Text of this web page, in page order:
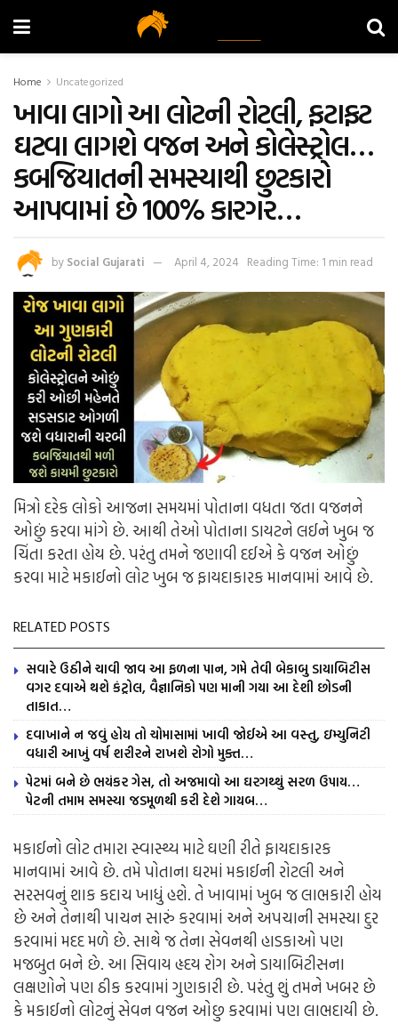
Home Uncategorized
ખાવા લાગો આ લોટની રોટલી, ફટાફટ
ઘટવા લાગશે વજન અને કોલેસ્ટ્રોલ…
કબજિયાતની સમસ્યાથી છુટકારો
આપવામાં છે 100% કારગર…
by Social Gujarati April 4, 2024 Reading Time: 1 min read
મિત્રો દરેક લોકો આજના સમયમાં પોતાના વધતા જતા વજનને
ઓછું કરવા માંગે છે. આથી તેઓ પોતાના ડાયટને લઈને ખુબ જ
ચિંતા કરતા હોય છે. પરંતુ તમને જણાવી દઈએ કે વજન ઓછું
કરવા માટે મકાઈનો લોટ ખુબ જ ફાયદાકારક માનવામાં આવે છે.
RELATED POSTS
સવારે ઉઠીને ચાવી જાવ આ ફળના પાન, ગમે તેવી બેકાબુ ડાયાબિટીસ
વગર દવાએ થશે કંટ્રોલ, વૈજ્ઞાનિકો પણ માની ગયા આ દેશી છોડની
તાકાત…
દવાખાને ન જવું હોય તો ચોમાસામાં ખાવી જોઈએ આ વસ્તુ, ઇમ્યુનિટી
વધારી આખું વર્ષ શરીરને રાખશે રોગો મુક્ત…
પેટમાં બને છે ભયંકર ગેસ, તો અજમાવો આ ઘરગથ્થું સરળ ઉપાય…
પેટની તમામ સમસ્યા જડમૂળથી કરી દેશે ગાયબ…
મકાઈનો લોટ તમારા સ્વાસ્થ્ય માટે ઘણી રીતે ફાયદાકારક
માનવામાં આવે છે. તમે પોતાના ઘરમાં મકાઈની રોટલી અને
સરસવનું શાક કદાચ ખાધું હશે. તે ખાવામાં ખુબ જ લાભકારી હોય
છે અને તેનાથી પાચન સારું કરવામાં અને અપચાની સમસ્યા દુર
કરવામાં મદદ મળે છે. સાથે જ તેના સેવનથી હાડકાઓ પણ
મજબુત બને છે. આ સિવાય હૃદય રોગ અને ડાયાબિટીસના
લક્ષણોને પણ ઠીક કરવામાં ગુણકારી છે. પરંતુ શું તમને ખબર છે
કે મકાઈનો લોટનું સેવન વજન ઓછુ કરવામાં પણ લાભદાયી છે.